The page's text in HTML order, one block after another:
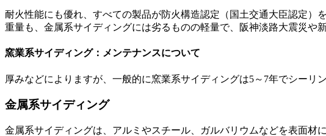
耐火性能にも優れ、すべての製品が防火構造認定（国土交通大臣認定）
重量も、金属系サイディングには劣るものの軽量で、阪神淡路大震災や
窯業系サイディング：メンテナンスについて
厚みなどによりますが、一般的に窯業系サイディングは5～7年でシーリ
金属系サイディング
金属系サイディングは、アルミやスチール、ガルバリウムなどを表面材